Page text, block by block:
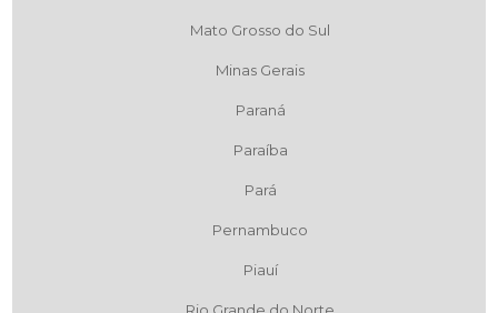
Mato Grosso do Sul
Minas Gerais
Paraná
Paraíba
Pará
Pernambuco
Piauí